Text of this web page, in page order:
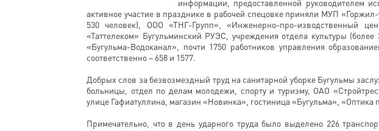
информации, предоставленной руководителем
активное участие в празднике в рабочей спецовке приняли МУП
530 человек), ООО «ТНГ-Групп», «Инженерно-про-изводственный
«Таттелеком» Бугульминский РУЭС, учреждения отдела культуры
«Бугульма-Водоканал», почти 1750 работников управления
соответственно – 658 и 1577.
Добрых слов за безвозмездный труд на санитарной уборке Бугульмы
больницы, отдел по делам молодежи, спорту и туризму, ОАО
улице Гафиатуллина, магазин «Новинка», гостиница «Бугульма»,
Примечательно, что в день ударного труда было выделено 226